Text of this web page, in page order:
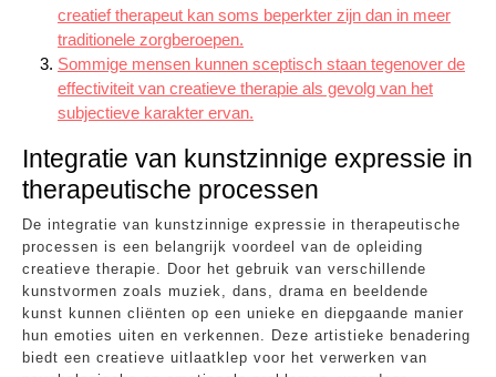
creatief therapeut kan soms beperkter zijn dan in meer
traditionele zorgberoepen.
Sommige mensen kunnen sceptisch staan tegenover de
effectiviteit van creatieve therapie als gevolg van het
subjectieve karakter ervan.
Integratie van kunstzinnige expressie in
therapeutische processen
De integratie van kunstzinnige expressie in therapeutische
processen is een belangrijk voordeel van de opleiding
creatieve therapie. Door het gebruik van verschillende
kunstvormen zoals muziek, dans, drama en beeldende
kunst kunnen cliënten op een unieke en diepgaande manier
hun emoties uiten en verkennen. Deze artistieke benadering
biedt een creatieve uitlaatklep voor het verwerken van